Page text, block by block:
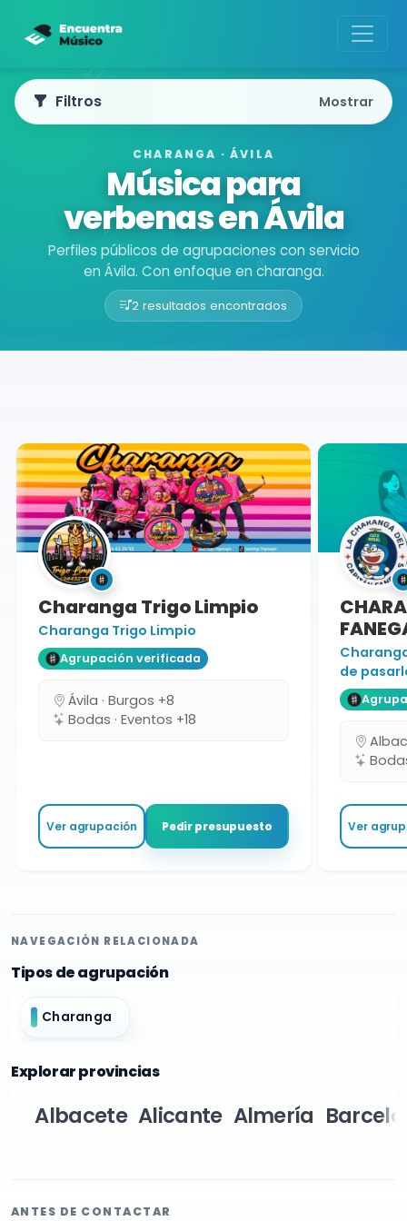
CHARANGA · ÁVILA
Música para
verbenas en Ávila
Perfiles públicos de agrupaciones con servicio
en Ávila. Con enfoque en charanga.
2 resultados encontrados
Buscador de músicos
Filtros Mostrar
Charanga Trigo Limpio
Charanga Trigo Limpio
Agrupación verificada
Ávila · Burgos +8
Bodas · Eventos +18
Ver agrupación Pedir presupuesto
de
Bodas
Ver
NAVEGACIÓN RELACIONADA
Tipos de agrupación
Charanga
Explorar provincias
Albacete Alicante Almería
ANTES DE CONTACTAR